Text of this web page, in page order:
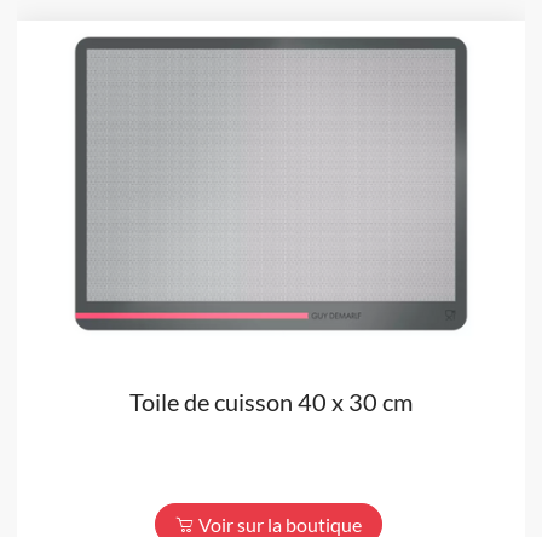
Toile de cuisson 40 x 30 cm
Voir sur la boutique